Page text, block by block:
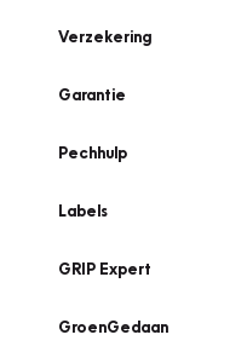
Verzekering
Garantie
Pechhulp
Labels
GRIP Expert
GroenGedaan